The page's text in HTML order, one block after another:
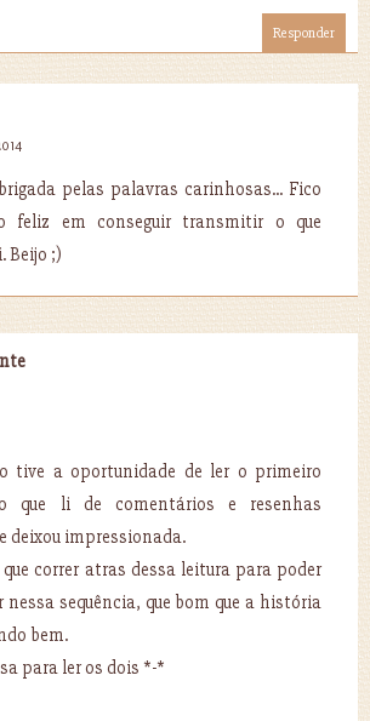
Responder
pelas palavras carinhosas... Fico
feliz em conseguir transmitir o que
Beijo ;)
tive a oportunidade de ler o primeiro
que li de comentários e resenhas
deixou impressionada.
correr atras dessa leitura para poder
nessa sequência, que bom que a história
bem.
para ler os dois *-*